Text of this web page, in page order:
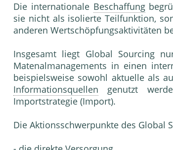
Die internationale Beschaffung
sie nicht als isolierte Teilfunktion,
anderen Wertschöpfungsaktivitäten
Insgesamt liegt Global Sourcing
Matenalmanagements in einen
beispielsweise sowohl aktuelle als
Informationsquellen genutzt
Importstrategie (Import).
Die Aktionsschwerpunkte des Global